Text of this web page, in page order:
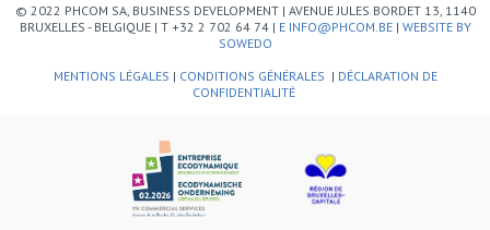
© 2022 PHCOM SA, BUSINESS DEVELOPMENT | AVENUE JULES BORDET 13, 1140
BRUXELLES - BELGIQUE | T +32 2 702 64 74 | E INFO@PHCOM.BE| WEBSITE BY
SOWEDO
MENTIONS LÉGALES | CONDITIONS GÉNÉRALES | DÉCLARATION DE
CONFIDENTIALITÉ